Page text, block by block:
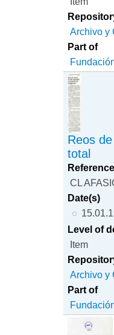
Archivo y
Part of
Reos
total
CL
Date(s)
Level of
Item
Archivo y
Part of